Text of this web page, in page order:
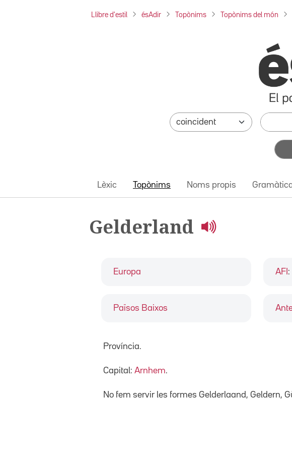
Llibre d'estil ésAdir Topònims Topònims del món
Lèxic Topònims Noms propis
Gelderland
Europa
Països Baixos
AFI :
Província.
Capital: Arnhem.
No fem servir les formes Gelderlaand, Geldern,